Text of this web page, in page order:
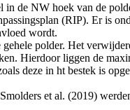
in de NW hoek van de
(RIP). Er is
wordt.
polder. Het
Hierdoor liggen de
deze in ht bestek is
et al. (2019)